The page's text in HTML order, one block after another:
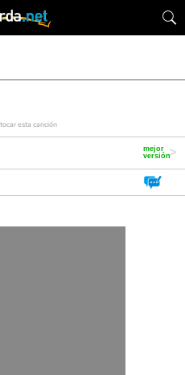
esta canción